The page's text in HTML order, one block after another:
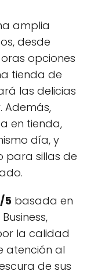
amplia
desde
opciones
tienda de
las delicias
Además,
en tienda,
día, y
sillas de
5 basada en
la calidad
atención al
de sus